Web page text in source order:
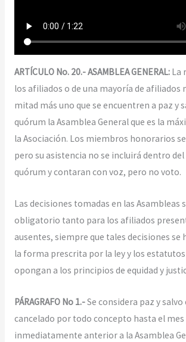
ARTÍCULO No. 20.- ASAMBLEA GENERAL: La
los afiliados o de una mayoría de afiliados
mitad más uno que se encuentren a paz y
quórum la Asamblea General que es la
la Asociación. Los miembros honorarios
pero su asistencia no se incluirá dentro
quórum y contaran con voz, pero no voto.
Las decisiones tomadas en las Asambleas
obligatorio tanto para los afiliados
ausentes, siempre que tales decisiones se
la forma prescrita por la ley y los estatutos
opongan a los principios de equidad y
PÁRAGRAFO No 1.-Se considera paz y
cancelado por todo concepto hasta el mes
inmediatamente anterior a la Asamblea